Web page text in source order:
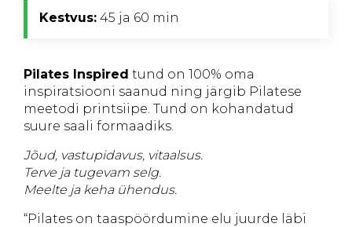
Kestvus: 45 ja 60 min
Pilates Inspired tund on 100% oma
inspiratsiooni saanud ning järgib Pilatese
meetodi printsiipe. Tund on kohandatud
suure saali formaadiks.
Jõud, vastupidavus, vitaalsus.
Terve ja tugevam selg.
Meelte ja keha ühendus.
“Pilates on taaspöördumine elu juurde läbi